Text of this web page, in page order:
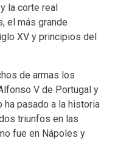
la corte real
el más grande
XV y principios del
de armas los
V de Portugal y
ha pasado a la historia
triunfos en las
fue en Nápoles y